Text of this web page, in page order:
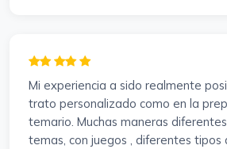
profesores accesibles, atentos y
resolver dudas, se agradece. Incluso
ayudarme a buscar impugnaciones
examen para subir nota. Gracias
Mi experiencia a sido realmente
trato personalizado como en la
temario. Muchas maneras
temas, con juegos , diferentes tipos